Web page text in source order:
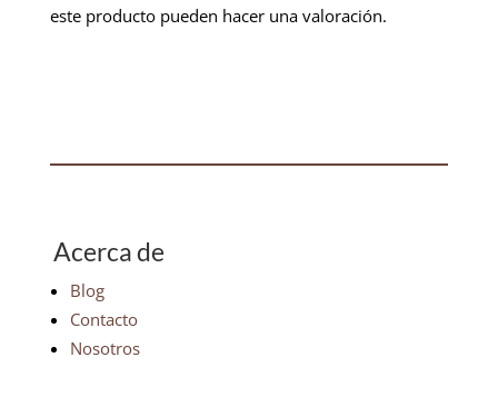
este producto pueden hacer una valoración.
Acerca de
Blog
Contacto
Nosotros